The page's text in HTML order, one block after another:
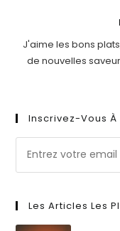
J'aime les bons
de nouvelles
Inscrivez-Vous À
Les Articles Les